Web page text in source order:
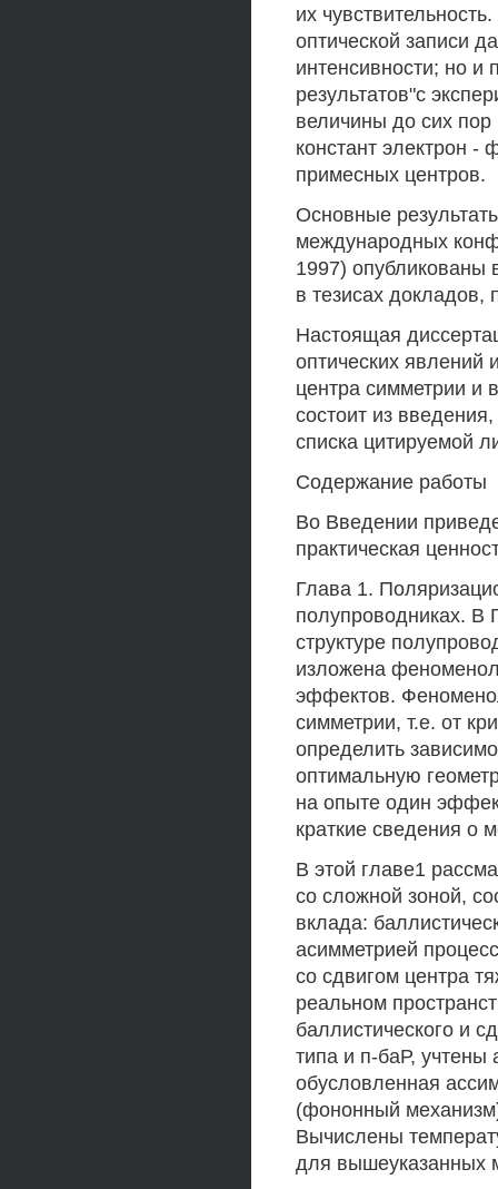
их
оптической записи
интенсивности; но и
результатов"с
величины до сих пор
констант электрон -
примесных центров.
Основные
международных
1997) опубликованы
в тезисах
Настоящая
оптических явлений
центра симметрии и
состоит из
списка цитируемой
Содержание работы
Во Введении
практическая
Глава 1.
полупроводниках. В
структуре
изложена
эффектов.
симметрии, т.е. от
определить
оптимальную
на опыте один
краткие сведения
В этой главе1
со сложной зоной,
вклада:
асимметрией
со сдвигом центра
реальном
баллистического и
типа и п-баР, учтены
обусловленная
(фононный
Вычислены
для вышеуказанных